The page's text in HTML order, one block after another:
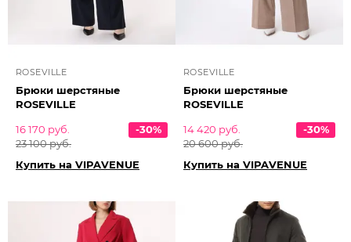
ROSEVILLE
Брюки шерстяные
ROSEVILLE
16 170 руб.
23 100 руб.
-30%
Купить на VIPAVENUE
ROSEVILLE
Брюки шерстяные
ROSEVILLE
14 420 руб.
20 600 руб.
-30%
Купить на VIPAVENUE